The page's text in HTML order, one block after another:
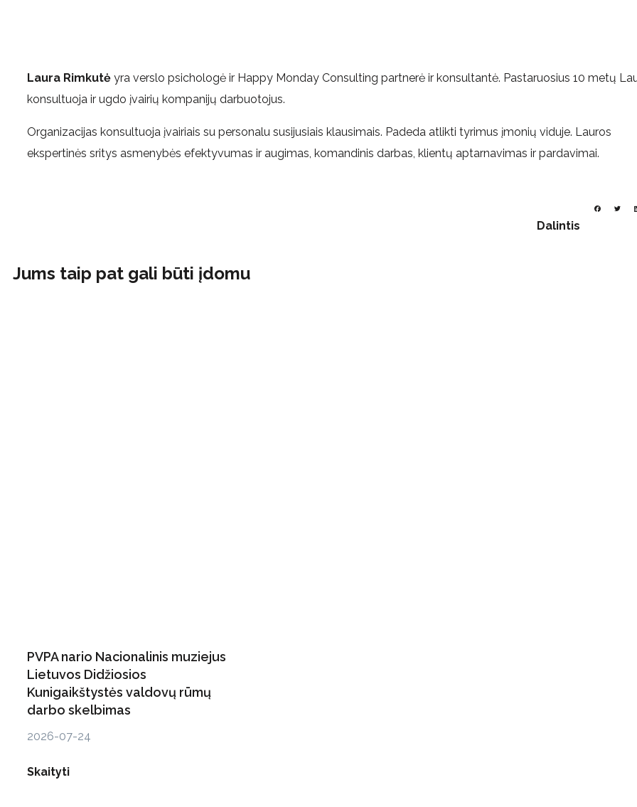
Laura Rimkutė yra verslo psichologė ir Happy Monday Consulting partnerė ir konsultantė. Pastaruosius 10 metų
konsultuoja ir ugdo įvairių kompanijų darbuotojus.
Organizacijas konsultuoja įvairiais su personalu susijusiais klausimais. Padeda atlikti tyrimus įmonių viduje. Lauros
ekspertinės sritys asmenybės efektyvumas ir augimas, komandinis darbas, klientų aptarnavimas ir pardavimai.
Dalintis
Jums taip pat gali būti įdomu
PVPA nario Nacionalinis muziejus
Lietuvos Didžiosios
Kunigaikštystės valdovų rūmų
darbo skelbimas
2026-07-24
Skaityti